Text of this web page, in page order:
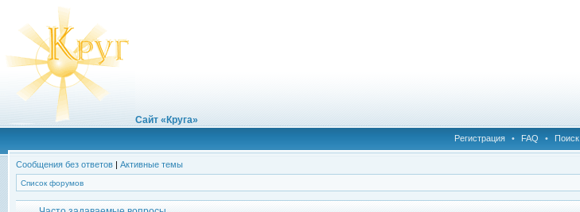
Сайт «Круга»
Регистрация • FAQ • Поиск
Сообщения без ответов | Активные темы
Список форумов